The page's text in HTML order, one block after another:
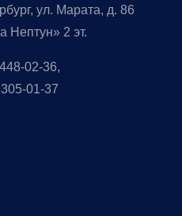
ул. Марата, д. 86
Нептун» 2 эт.
02-36,
01-37